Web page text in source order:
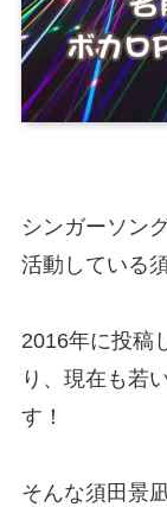
シンガーソン
活動している
2016年に投稿
り、現在も若
す！
そんな須田景